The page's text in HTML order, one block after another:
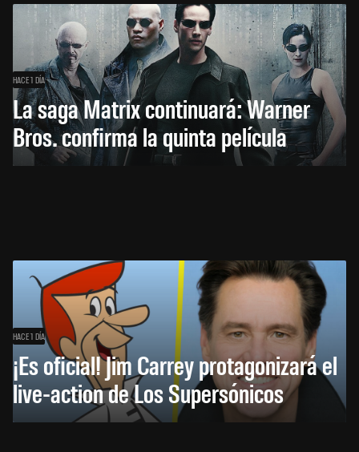
HACE 1 DÍA
La saga Matrix continuará: Warner
Bros. confirma la quinta película
HACE 1 DÍA
¡Es oficial! Jim Carrey protagonizará el
live-action de Los Supersónicos